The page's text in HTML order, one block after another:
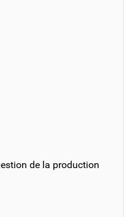
de la production